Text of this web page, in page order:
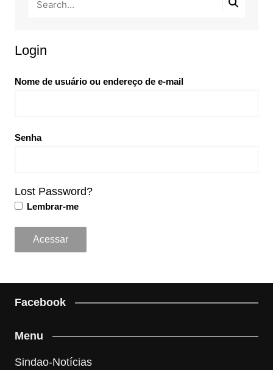
Login
Nome de usuário ou endereço de e-mail
Senha
Lost Password?
Lembrar-me
Facebook
Menu
Sindao-Notícias